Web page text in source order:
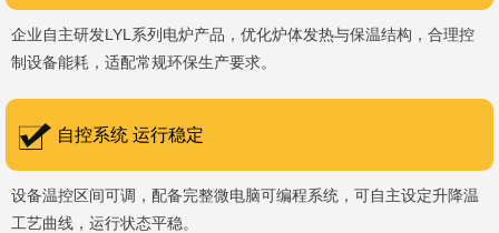
企业自主研发LYL系列电炉产品，优化炉体发热与保温结构，合理控
制设备能耗，适配常规环保生产要求。
自控系统 运行稳定
设备温控区间可调，配备完整微电脑可编程系统，可自主设定升降温
工艺曲线，运行状态平稳。